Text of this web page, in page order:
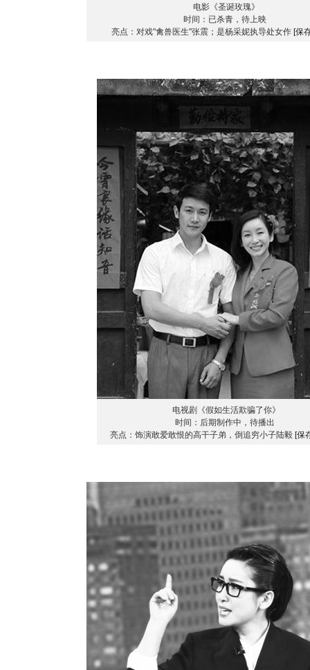
电影《圣诞玫瑰》
时间：已杀青，待上映
亮点：对戏"禽兽医生"张震；是杨采妮执导处女作 [保
电视剧《假如生活欺骗了你》
时间：后期制作中，待播出
亮点：饰演敢爱敢恨的高干子弟，倒追穷小子陆毅 [保